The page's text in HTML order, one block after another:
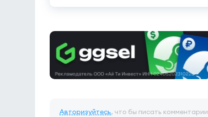
Авторизуйтесь, что бы писать комментарии